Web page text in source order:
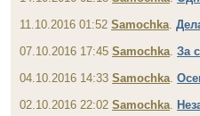
11.10.2016 01:52 Samochka.
07.10.2016 17:45 Samochka. За
04.10.2016 14:33 Samochka.
02.10.2016 22:02 Samochka.